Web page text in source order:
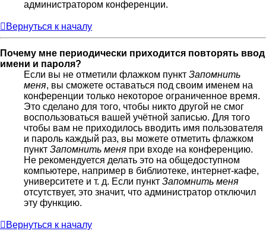
администратором конференции.
Вернуться к началу
Почему мне периодически приходится повторять ввод
имени и пароля?
Если вы не отметили флажком пункт Запомнить
меня, вы сможете оставаться под своим именем на
конференции только некоторое ограниченное время.
Это сделано для того, чтобы никто другой не смог
воспользоваться вашей учётной записью. Для того
чтобы вам не приходилось вводить имя пользователя
и пароль каждый раз, вы можете отметить флажком
пункт Запомнить меня при входе на конференцию.
Не рекомендуется делать это на общедоступном
компьютере, например в библиотеке, интернет-кафе,
университете и т. д. Если пункт Запомнить меня
отсутствует, это значит, что администратор отключил
эту функцию.
Вернуться к началу